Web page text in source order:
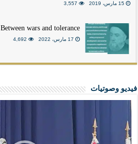
15 مارس، 2019 3,557
Between wars and tolerance
17 مارس، 2022 4,692
فيديو وصوتيات